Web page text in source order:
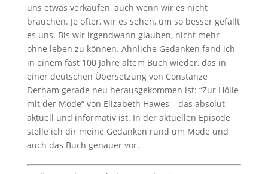
uns etwas verkaufen, auch wenn wir es nicht
brauchen. Je öfter, wir es sehen, um so besser gefällt
es uns. Bis wir irgendwann glauben, nicht mehr
ohne leben zu können. Ähnliche Gedanken fand ich
in einem fast 100 Jahre altem Buch wieder, das in
einer deutschen Übersetzung von Constanze
Derham gerade neu herausgekommen ist: “Zur Hölle
mit der Mode” von Elizabeth Hawes – das absolut
aktuell und informativ ist. In der aktuellen Episode
stelle ich dir meine Gedanken rund um Mode und
auch das Buch genauer vor.